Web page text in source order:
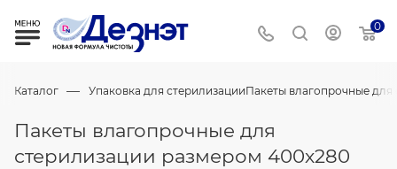
0
Каталог — Упаковка для стерилизацииПакеты влагопрочные для
Пакеты влагопрочные для
стерилизации размером 400х280